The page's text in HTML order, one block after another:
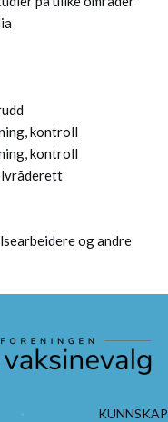
kontroll
kontroll
og andre
KUNNSKAP